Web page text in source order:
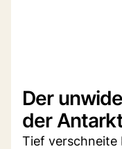
Der
der
Tief verschneite